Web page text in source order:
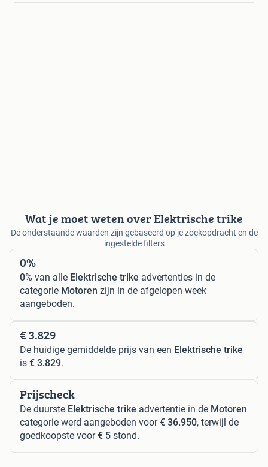
Wat je moet weten over Elektrische trike
De onderstaande waarden zijn gebaseerd op je zoekopdracht en de
ingestelde filters
0%
0% van alle Elektrische trike advertenties in de
categorie Motoren zijn in de afgelopen week
aangeboden.
€ 3.829
De huidige gemiddelde prijs van een Elektrische trike
is € 3.829.
Prijscheck
De duurste Elektrische trike advertentie in de Motoren
categorie werd aangeboden voor€ 36.950, terwijl de
goedkoopste voor€ 5 stond.